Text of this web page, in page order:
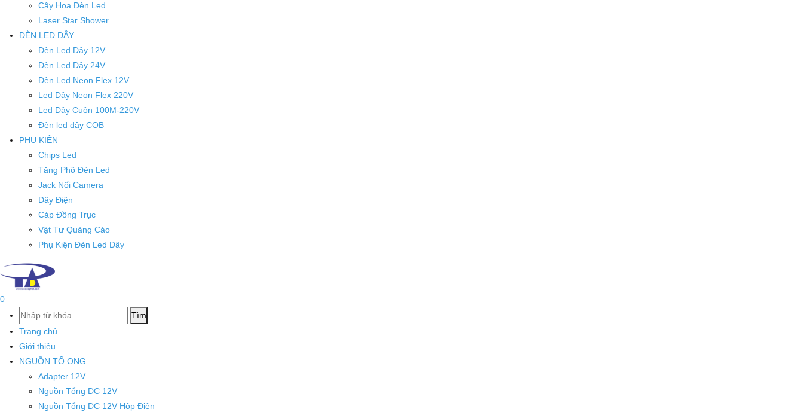
Cây Hoa Đèn Led
Laser Star Shower
ĐÈN LED DÂY
Đèn Led Dây 12V
Đèn Led Dây 24V
Đèn Led Neon Flex 12V
Led Dây Neon Flex 220V
Led Dây Cuộn 100M-220V
Đèn led dây COB
PHỤ KIỆN
Chips Led
Tăng Phô Đèn Led
Jack Nối Camera
Dây Điện
Cáp Đồng Trục
Vật Tư Quảng Cáo
Phụ Kiện Đèn Led Dây
0
Tìm
Trang chủ
Giới thiệu
NGUỒN TỔ ONG
Adapter 12V
Nguồn Tổng DC 12V
Nguồn Tổng DC 12V Hộp Điện